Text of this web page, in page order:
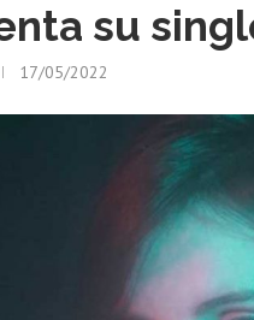
su
17/05/2022